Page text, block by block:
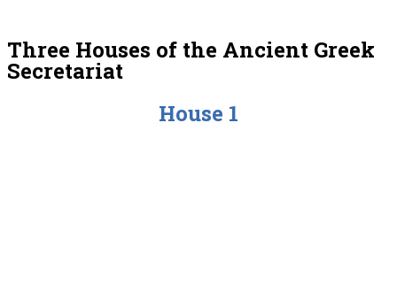
Three Houses of the Ancient Greek
Secretariat
House 1